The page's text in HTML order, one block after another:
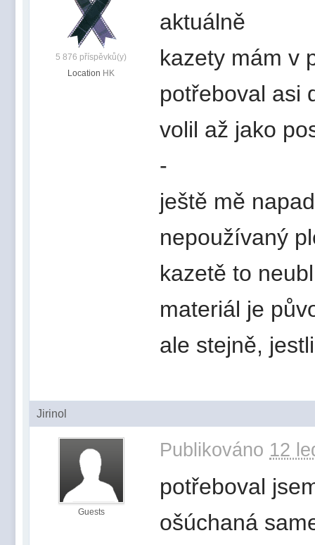
5 876 příspěvků(y)
Location HK
aktuálně
kazety mám v
potřeboval asi
volil až jako
-
ještě mě
nepoužívaný
kazetě to
materiál je
ale stejně,
Jirinol
Guests
Publikováno 12
potřeboval
ošúchaná